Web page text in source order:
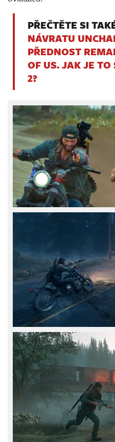
PŘEČTĚTE SI
NÁVRATU
PŘEDNOST
OF US. JAK JE TO
2?